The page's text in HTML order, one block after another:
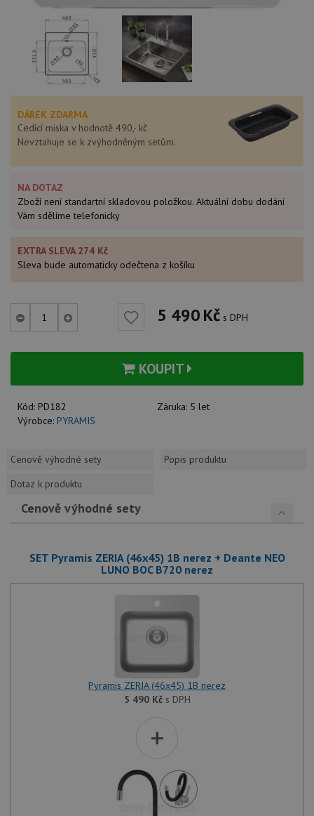
DÁREK ZDARMA
Cedící miska v hodnotě 490,- kč
Nevztahuje se k zvýhodněným setům.
NA DOTAZ
Zboží není standartní skladovou položkou. Aktuální dobu dodání
Vám sdělíme telefonicky
EXTRA SLEVA 274 Kč
Sleva bude automaticky odečtena z košíku
5 490Kč s DPH
KOUPIT
Kód: PD182 Záruka: 5 let
Výrobce: PYRAMIS
Cenově výhodné sety
Popis produktu
Dotaz k produktu
Cenově výhodné sety
SET Pyramis ZERIA (46x45) 1B nerez + Deante NEO
LUNO BOC B720 nerez
Pyramis ZERIA (46x45) 1B nerez
5 490 Kčs DPH
+